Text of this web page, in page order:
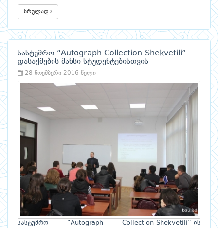
სრულად
სასტუმრო “Autograph Collection-Shekvetili”-
დასაქმების შანსი სტუდენტებისთვის
28 ნოემბერი 2016 წელი
სასტუმრო “Autograph Collection-Shekvetili”-ის